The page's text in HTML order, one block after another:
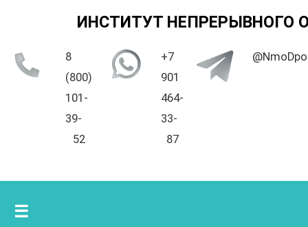
ИНСТИТУТ НЕПРЕРЫВНОГО
8
(800)
101-
39-
52
+7
901
464-
33-
87
☰